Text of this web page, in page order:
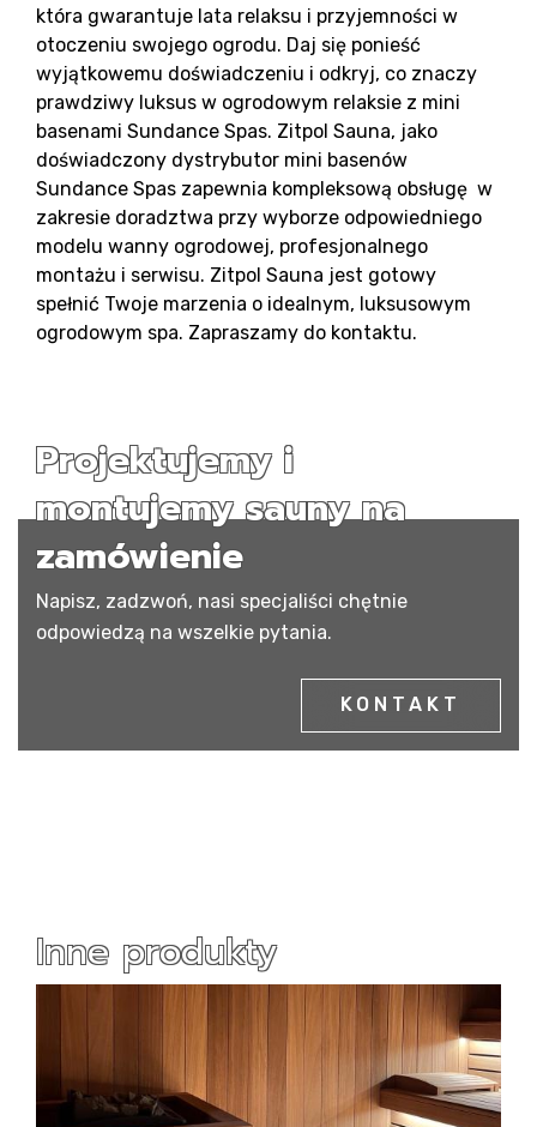
która gwarantuje lata relaksu i przyjemności w
otoczeniu swojego ogrodu. Daj się ponieść
wyjątkowemu doświadczeniu i odkryj, co znaczy
prawdziwy luksus w ogrodowym relaksie z mini
basenami Sundance Spas. Zitpol Sauna, jako
doświadczony dystrybutor mini basenów
Sundance Spas zapewnia kompleksową obsługę w
zakresie doradztwa przy wyborze odpowiedniego
modelu wanny ogrodowej, profesjonalnego
montażu i serwisu. Zitpol Sauna jest gotowy
spełnić Twoje marzenia o idealnym, luksusowym
ogrodowym spa. Zapraszamy do kontaktu.
Projektujemy i
montujemy sauny na
zamówienie
Napisz, zadzwoń, nasi specjaliści chętnie
odpowiedzą na wszelkie pytania.
KONTAKT
Inne produkty